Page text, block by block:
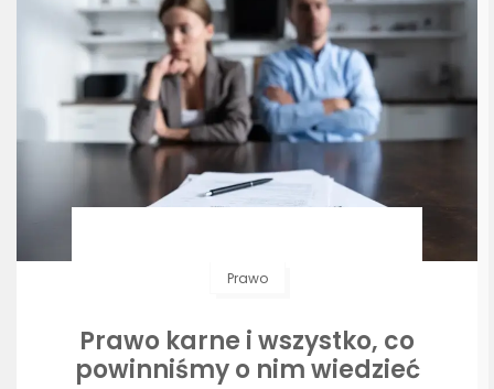
Prawo
Prawo karne i wszystko, co
powinniśmy o nim wiedzieć